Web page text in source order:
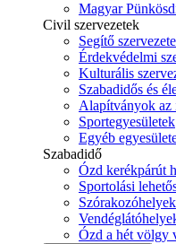
Magyar
Civil szervezetek
Segítő
Érdekvédelmi
Kulturális
Szabadidős és
Alapítványok az
Sportegyesületek
Egyéb
Szabadidő
Ózd kerékpárút
Sportolási
Szórakozóhelyek
Ózd a hét völgy